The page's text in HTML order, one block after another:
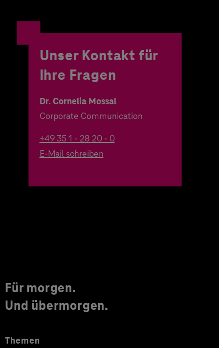
Unser Kontakt für
Ihre Fragen
Dr. Cornelia Mossal
Corporate Communication
+49 35 1 - 28 20 - 0
E-Mail schreiben
Für morgen.
Und übermorgen.
Themen